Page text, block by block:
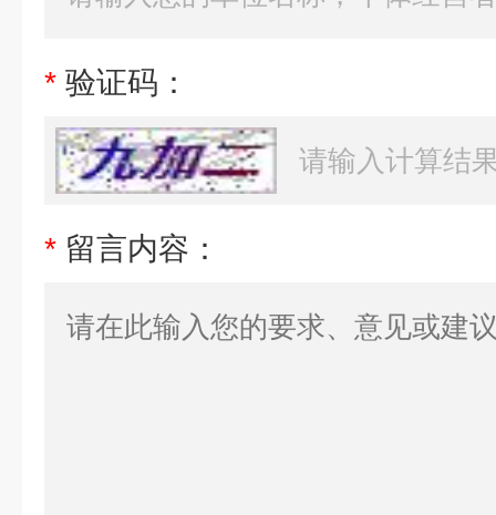
* 验证码：
* 留言内容：